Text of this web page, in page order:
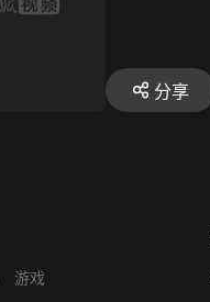
分享
游戏